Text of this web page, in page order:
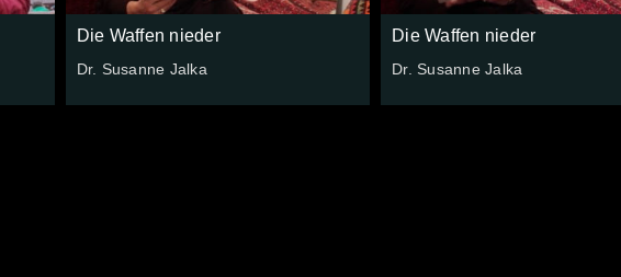
Die Waffen nieder
Dr. Susanne Jalka
Die Waffen nieder
Dr. Susanne Jalka